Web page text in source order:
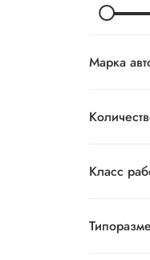
Марка
Класс